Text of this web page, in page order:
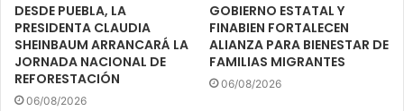
DESDE PUEBLA, LA
PRESIDENTA CLAUDIA
SHEINBAUM ARRANCARÁ LA
JORNADA NACIONAL DE
REFORESTACIÓN
06/08/2026
GOBIERNO ESTATAL Y
FINABIEN FORTALECEN
ALIANZA PARA BIENESTAR DE
FAMILIAS MIGRANTES
06/08/2026